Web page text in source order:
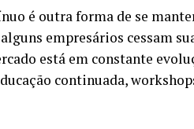
é outra forma de se
empresários cessam
está em constante
continuada,